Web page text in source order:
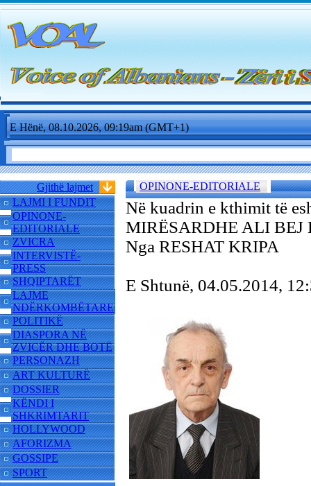
E Hënë, 08.10.2026, 09:19am (GMT+1)
Gjithë lajmet
LAJMI I FUNDIT
OPINONE-
EDITORIALE
ZVICRA
INTERVISTË-
PRESS
SHQIPTARËT
LAJME
NDËRKOMBËTARE
POLITIKË
DIASPORA NË
ZVICËR DHE BOTË
PERSONAZH
ART KULTURË
DOSSIER
KËNDI I
SHKRIMTARIT
HOLLYWOOD
AFORIZMA
GOSSIPE
SPORT
OPINONE-EDITORIALE
Në kuadrin e kthimit të
MIRËSARDHE ALI BEJ
Nga RESHAT KRIPA
E Shtunë, 04.05.2014,